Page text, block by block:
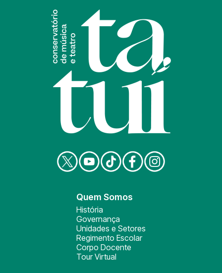
Quem Somos
História
Governança
Unidades e Setores
Regimento Escolar
Corpo Docente
Tour Virtual